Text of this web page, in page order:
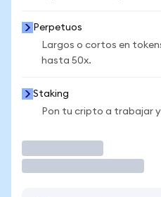
Perpetuos
Largos o cortos en
hasta 50x.
Staking
Pon tu cripto a trabajar